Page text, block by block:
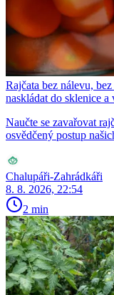
Rajčata bez nálevu,
naskládat do sklenice
Naučte se zavařovat
osvědčený postup
Chalupáři-Zahrádkáři
8. 8. 2026, 22:54
2 min